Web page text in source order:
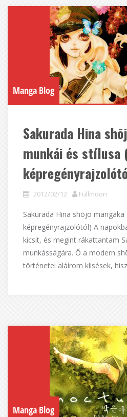
Manga Blog
Sakurada Hina
munkái és stílusa
2012/02/12 Fullmoon
Sakurada Hina shōjo mangaka
képregényrajzolótól) A
kicsit, és megint rákattantam
munkásságára. Ő a modern
történetei aláírom klisések,
Manga Blog